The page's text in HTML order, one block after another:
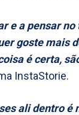
e a pensar
goste mais
é certa,
InstaStorie.
ali dentro é